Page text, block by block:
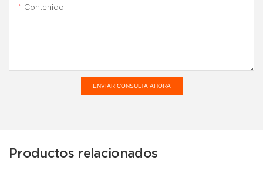
Contenido
ENVIAR CONSULTA AHORA
Productos relacionados